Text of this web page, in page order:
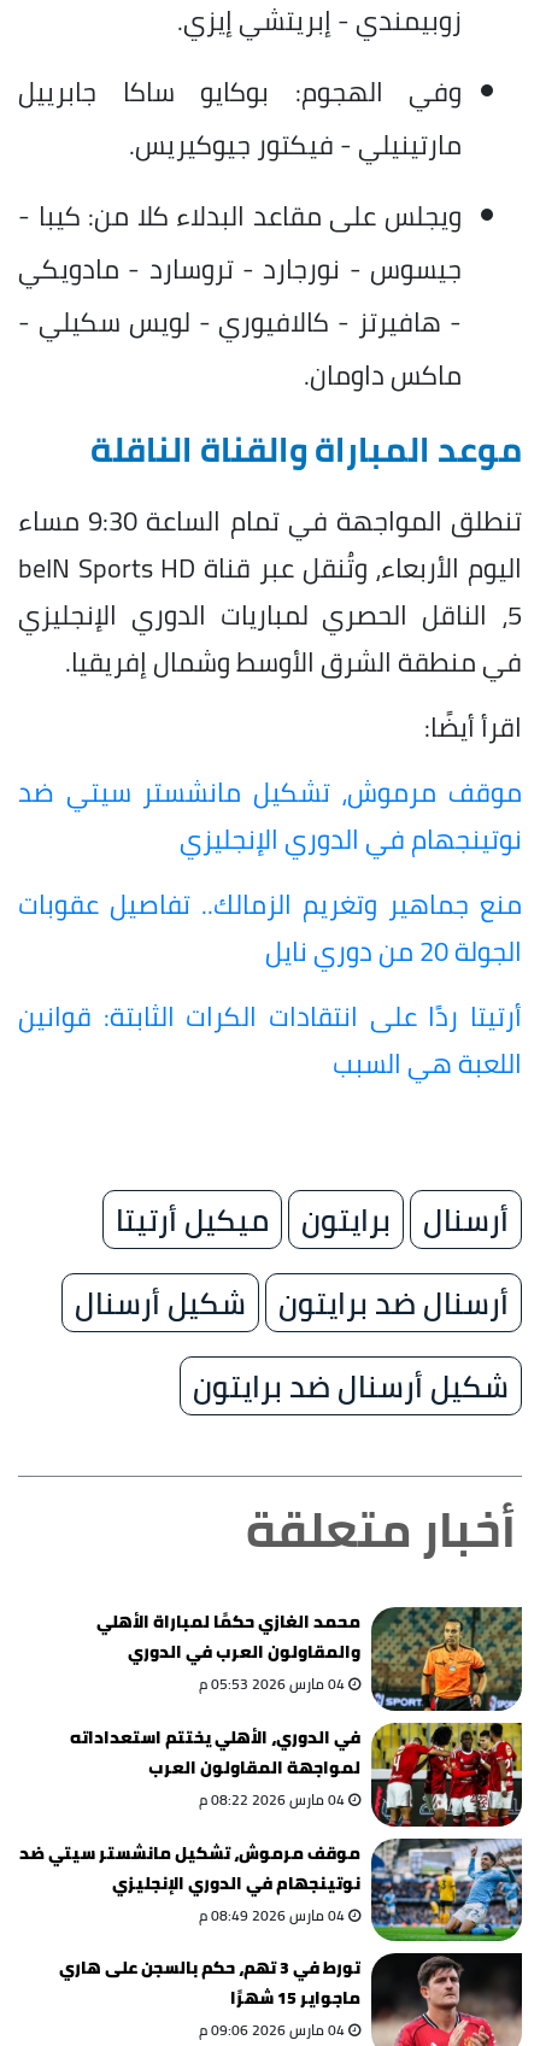
زوبيمندي - إبريتشي إيزي.
وفي الهجوم: بوكايو ساكا جابرييل
مارتينيلي - فيكتور جيوكيريس.
ويجلس على مقاعد البدلاء كلا من: كيبا -
جيسوس - نورجارد - تروسارد - مادويكي
- هافيرتز - كالافيوري - لويس سكيلي -
ماكس داومان.
موعد المباراة والقناة الناقلة
تنطلق المواجهة في تمام الساعة 9:30 مساء
اليوم الأربعاء، وتُنقل عبر قناة beIN Sports HD
5، الناقل الحصري لمباريات الدوري الإنجليزي
في منطقة الشرق الأوسط وشمال إفريقيا.
اقرأ أيضًا:
موقف مرموش، تشكيل مانشستر سيتي ضد
نوتينجهام في الدوري الإنجليزي
منع جماهير وتغريم الزمالك.. تفاصيل عقوبات
الجولة 20 من دوري نايل
أرتيتا ردًا على انتقادات الكرات الثابتة: قوانين
اللعبة هي السبب
أرسنال برايتون
ميكيل أرتيتا
أرسنال ضد برايتون
شكيل أرسنال
شكيل أرسنال ضد برايتون
أخبار متعلقة
محمد الغازي حكمًا لمباراة الأهلي
والمقاولون العرب في الدوري
04 مارس 2026 05:53 م
في الدوري، الأهلي يختتم استعداداته
لمواجهة المقاولون العرب
04 مارس 2026 08:22 م
موقف مرموش، تشكيل مانشستر سيتي ضد
نوتينجهام في الدوري الإنجليزي
04 مارس 2026 08:49 م
تورط في 3 تهم، حكم بالسجن على هاري
ماجواير 15 شهرًا
04 مارس 2026 09:06 م